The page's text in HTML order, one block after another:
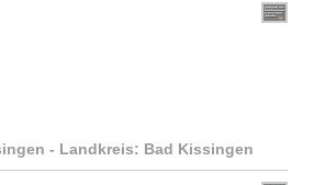
- Landkreis: Bad Kissingen